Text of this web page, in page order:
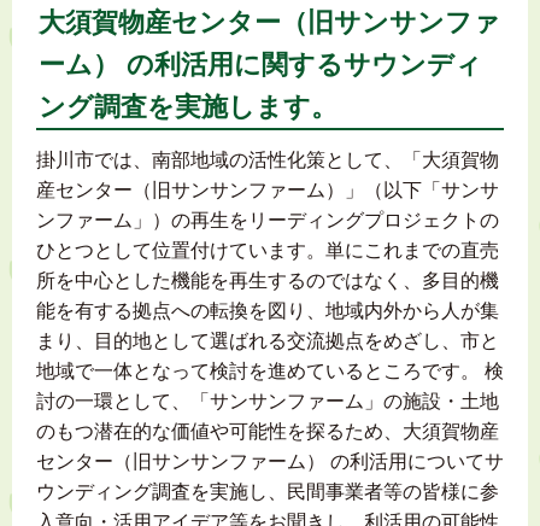
大須賀物産センター（旧サンサンファ
ーム） の利活用に関するサウンディ
ング調査を実施します。
掛川市では、南部地域の活性化策として、「大須賀物
産センター（旧サンサンファーム）」（以下「サンサ
ンファーム」）の再生をリーディングプロジェクトの
ひとつとして位置付けています。単にこれまでの直売
所を中心とした機能を再生するのではなく、多目的機
能を有する拠点への転換を図り、地域内外から人が集
まり、目的地として選ばれる交流拠点をめざし、市と
地域で一体となって検討を進めているところです。 検
討の一環として、「サンサンファーム」の施設・土地
のもつ潜在的な価値や可能性を探るため、大須賀物産
センター（旧サンサンファーム） の利活用についてサ
ウンディング調査を実施し、民間事業者等の皆様に参
入意向・活用アイデア等をお聞きし、利活用の可能性